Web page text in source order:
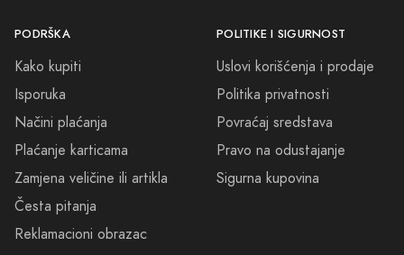
PODRŠKA
Kako kupiti
Isporuka
Načini plaćanja
Plaćanje karticama
Zamjena veličine ili artikla
Česta pitanja
Reklamacioni obrazac
POLITIKE I SIGURNOST
Uslovi korišćenja i prodaje
Politika privatnosti
Povraćaj sredstava
Pravo na odustajanje
Sigurna kupovina